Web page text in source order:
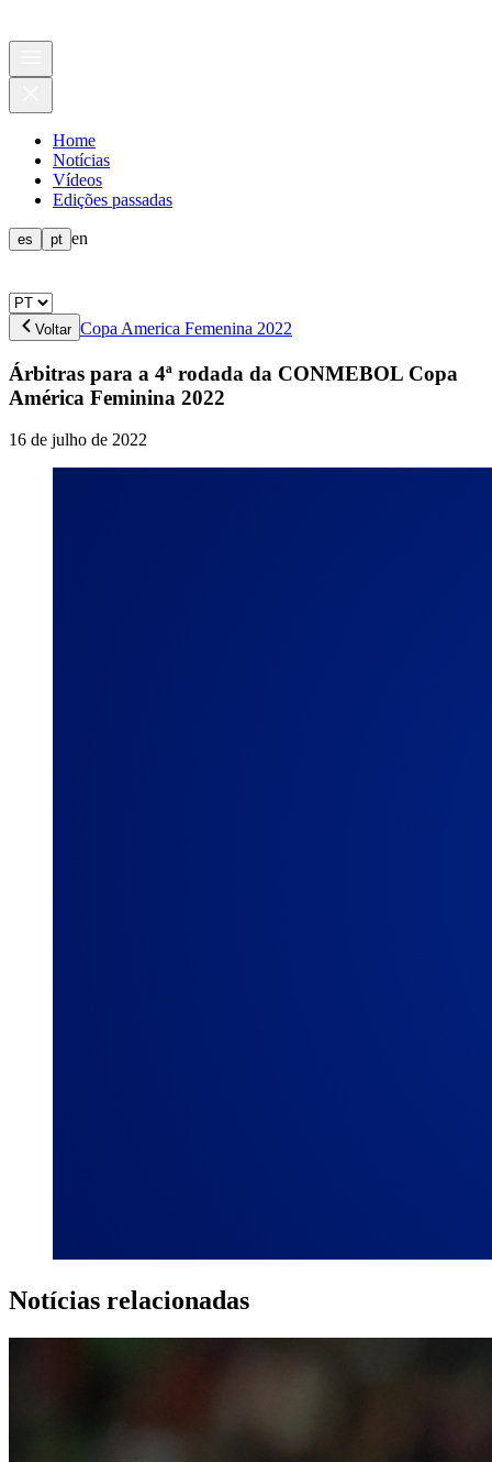
Home
Notícias
Vídeos
Edições passadas
es pt en
Voltar Copa America Femenina 2022
Árbitras para a 4ª rodada da CONMEBOL Copa
América Feminina 2022
16 de julho de 2022
Notícias relacionadas